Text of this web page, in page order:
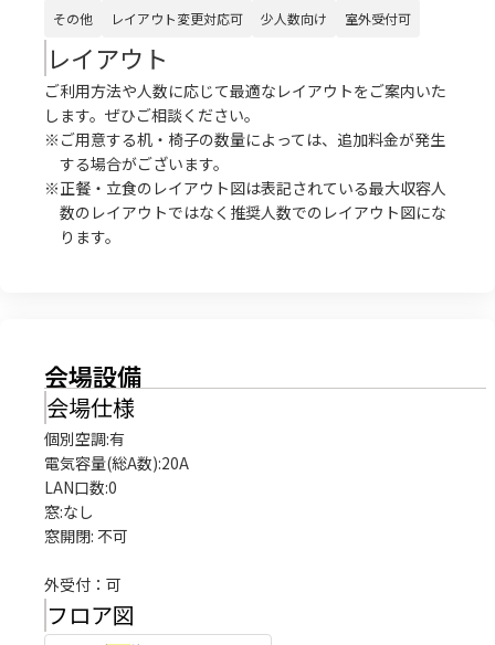
その他 レイアウト変更対応可 少人数向け 室外受付可
レイアウト
ご利用方法や人数に応じて最適なレイアウトをご案内いた
します。ぜひご相談ください。
※ご用意する机・椅子の数量によっては、追加料金が発生
する場合がございます。
※正餐・立食のレイアウト図は表記されている最大収容人
数のレイアウトではなく推奨人数でのレイアウト図にな
ります。
会場設備
会場仕様
個別空調:有
電気容量(総A数):20A
LAN口数:0
窓:なし
窓開閉: 不可
外受付：可
フロア図